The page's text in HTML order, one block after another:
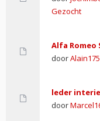
Gezocht
Alfa Romeo
door
leder
door